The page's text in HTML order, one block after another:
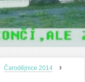
Čarodějnice 2014 ›